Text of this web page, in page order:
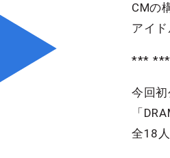
CMの
アイ
***
今回
「
全18